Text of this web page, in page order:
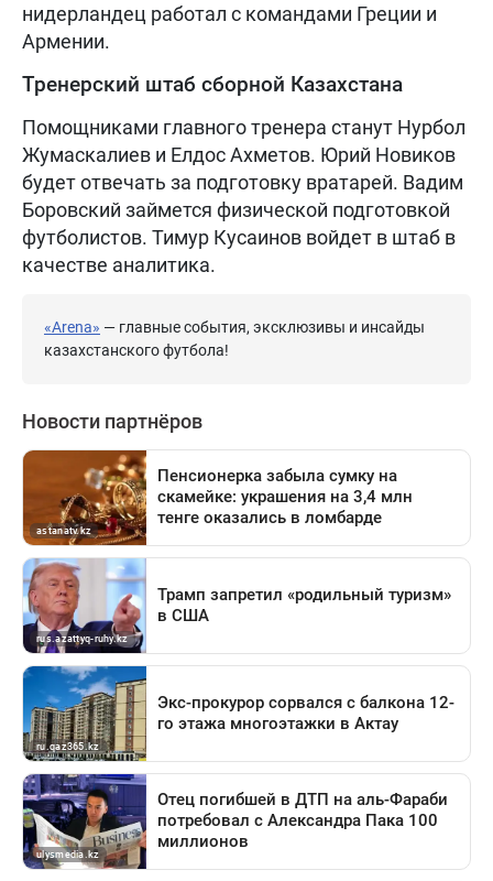
нидерландец работал с командами Греции и
Армении.
Тренерский штаб сборной Казахстана
Помощниками главного тренера станут Нурбол
Жумаскалиев и Елдос Ахметов. Юрий Новиков
будет отвечать за подготовку вратарей. Вадим
Боровский займется физической подготовкой
футболистов. Тимур Кусаинов войдет в штаб в
качестве аналитика.
«Arena» — главные события, эксклюзивы и инсайды
казахстанского футбола!